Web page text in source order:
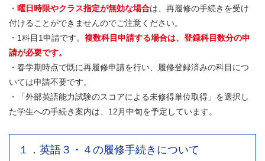
・ 曜日時限やクラス指定が無効な場合は、再履修の手続きを受け
付けることができませんのでご注意ください。
・1科目1申請です。 複数科目申請する場合は、登録科目数分の申
請が必要です。
・春学期時点で既に再履修申請を行い、履修登録済みの科目につ
いては申請不要です。
・「外部英語能力試験のスコアによる未修得単位取得」を選択し
た学生への手続き案内は、12月中旬を予定しています。
１．英語３・４の履修手続きについて